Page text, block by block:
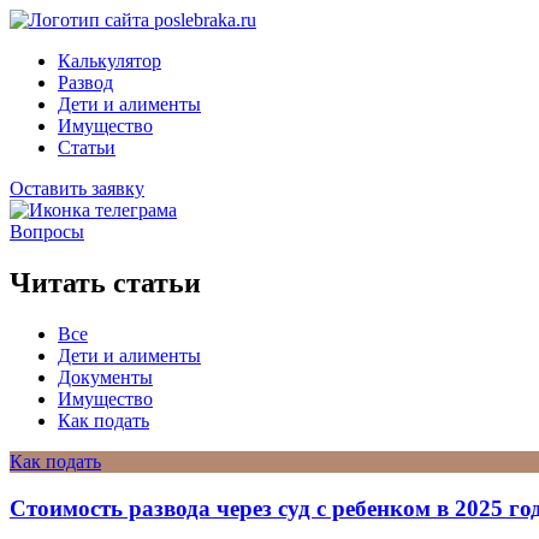
Калькулятор
Развод
Дети и алименты
Имущество
Статьи
Оставить заявку
Вопросы
Читать статьи
Все
Дети и алименты
Документы
Имущество
Как подать
Как подать
Стоимость развода через суд с ребенком в 2025